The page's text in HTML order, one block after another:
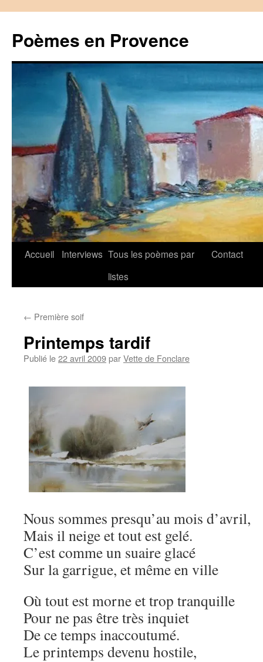
contenu
Poèmes en Provence
Accueil Interviews Tous les poèmes par
listes
Contact
← Première soif
Printemps tardif
Publié le22 avril 2009parVette de Fonclare
Nous sommes presqu’au mois d’avril,
Mais il neige et tout est gelé.
C’est comme un suaire glacé
Sur la garrigue, et même en ville
Où tout est morne et trop tranquille
Pour ne pas être très inquiet
De ce temps inaccoutumé.
Le printemps devenu hostile,